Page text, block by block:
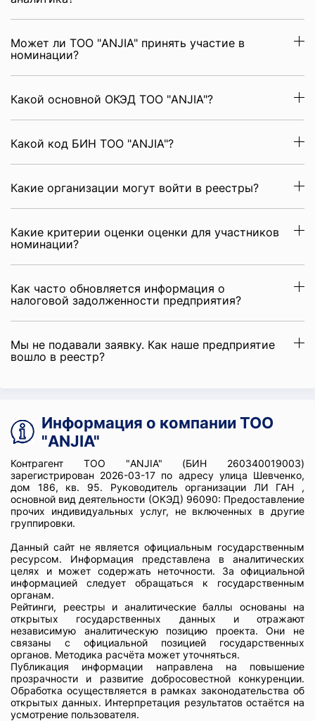
Может ли ТОО "ANJIA" принять участие в
номинации?
Какой основной ОКЭД ТОО "ANJIA"?
Какой код БИН ТОО "ANJIA"?
Какие организации могут войти в реестры?
Какие критерии оценки оценки для участников
номинации?
Как часто обновляется информация о
налоговой задолженности предприятия?
Мы не подавали заявку. Как наше предприятие
вошло в реестр?
Информация о компании ТОО
"ANJIA"
Контрагент ТОО "ANJIA" (БИН 260340019003)
зарегистрирован 2026-03-17 по адресу улица Шевченко,
дом 186, кв. 95. Руководитель организации ЛИ ГАН ,
основной вид деятельности (ОКЭД) 96090: Предоставление
прочих индивидуальных услуг, не включенных в другие
группировки.
Данный сайт не является официальным государственным
ресурсом. Информация представлена в аналитических
целях и может содержать неточности. За официальной
информацией следует обращаться к государственным
органам.
Рейтинги, реестры и аналитические баллы основаны на
открытых государственных данных и отражают
независимую аналитическую позицию проекта. Они не
связаны с официальной позицией государственных
органов. Методика расчёта может уточняться.
Публикация информации направлена на повышение
прозрачности и развитие добросовестной конкуренции.
Обработка осуществляется в рамках законодательства об
открытых данных. Интерпретация результатов остаётся на
усмотрение пользователя.